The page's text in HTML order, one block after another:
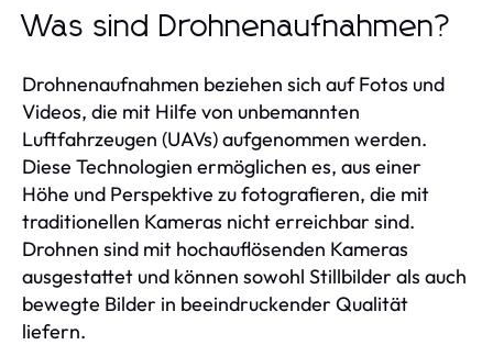
Was sind Drohnenaufnahmen?
Drohnenaufnahmen beziehen sich auf Fotos und
Videos, die mit Hilfe von unbemannten
Luftfahrzeugen (UAVs) aufgenommen werden.
Diese Technologien ermöglichen es, aus einer
Höhe und Perspektive zu fotografieren, die mit
traditionellen Kameras nicht erreichbar sind.
Drohnen sind mit hochauflösenden Kameras
ausgestattet und können sowohl Stillbilder als auch
bewegte Bilder in beeindruckender Qualität
liefern.